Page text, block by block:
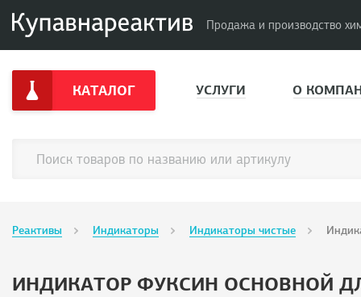
Продажа и производство
КАТАЛОГ УСЛУГИ О
Реактивы Индикаторы Индикаторы чистые
ИНДИКАТОР ФУКСИН ОСНОВНОЙ